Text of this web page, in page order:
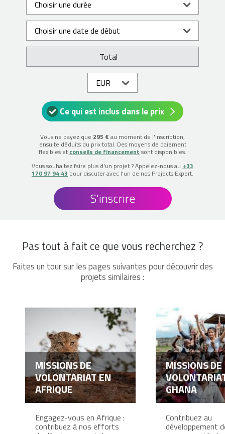
Total
Ce qui est inclus dans le prix
Vous ne payez que 295 € au moment de l'inscription,
ensuite déduits du prix total. Des moyens de paiement
flexibles et conseils de financement sont disponibles.
Vous souhaitez faire plus d'un projet ? Appelez-nous au +33
170 97 94 43 pour discuter avec l'un de nos Projects Expert.
S'inscrire
Pas tout à fait ce que vous recherchez ?
Faites un tour sur les pages suivantes pour découvrir des
projets similaires :
MISSIONS DE
VOLONTARIAT EN
AFRIQUE
Engagez-vous en Afrique :
contribuez à nos efforts
MISSIONS DE
GHANA
Contribuez au
développement